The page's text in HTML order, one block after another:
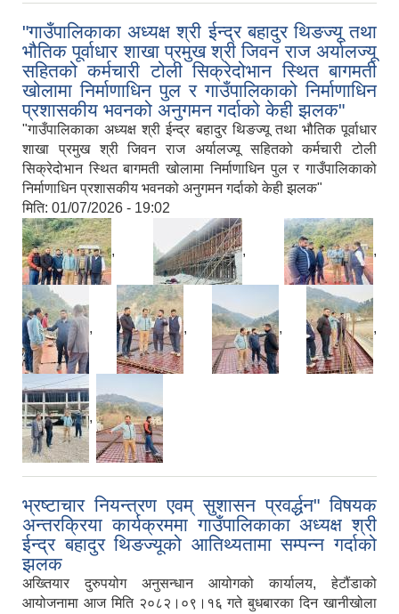
"गाउँपालिकाका अध्यक्ष श्री ईन्द्र बहादुर थिङज्यू तथा
भौतिक पूर्वाधार शाखा प्रमुख श्री जिवन राज अर्यालज्यू
सहितको कर्मचारी टोली सिक्रेदोभान स्थित बागमती
खोलामा निर्माणाधिन पुल र गाउँपालिकाको निर्माणाधिन
प्रशासकीय भवनको अनुगमन गर्दाको केही झलक"
"गाउँपालिकाका अध्यक्ष श्री ईन्द्र बहादुर थिङज्यू तथा भौतिक पूर्वाधार
शाखा प्रमुख श्री जिवन राज अर्यालज्यू सहितको कर्मचारी टोली
सिक्रेदोभान स्थित बागमती खोलामा निर्माणाधिन पुल र गाउँपालिकाको
निर्माणाधिन प्रशासकीय भवनको अनुगमन गर्दाको केही झलक"
मिति: 01/07/2026 - 19:02
, , ,
, , , ,
,
भ्रष्टाचार नियन्त्रण एवम् सुशासन प्रवर्द्धन" विषयक
अन्तरक्रिया कार्यक्रममा गाउँपालिकाका अध्यक्ष श्री
ईन्द्र बहादुर थिङज्यूको आतिथ्यतामा सम्पन्न गर्दाको
झलक
अख्तियार दुरुपयोग अनुसन्धान आयोगको कार्यालय, हेटौंडाको
आयोजनामा आज मिति २०८२।०९।१६ गते बुधबारका दिन खानीखोला